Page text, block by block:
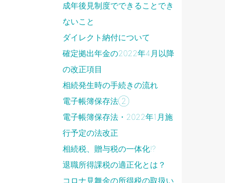
成年後見制度でできることでき
ないこと
ダイレクト納付について
確定拠出年金の2022年4月以降
の改正項目
相続発生時の手続きの流れ
電子帳簿保存法②
電子帳簿保存法・2022年1月施
行予定の法改正
相続税、贈与税の一体化!?
退職所得課税の適正化とは？
コロナ見舞金の所得税の取扱い